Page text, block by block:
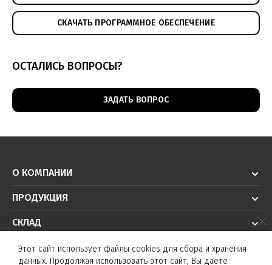
СКАЧАТЬ ПРОГРАММНОЕ ОБЕСПЕЧЕНИЕ
ОСТАЛИСЬ ВОПРОСЫ?
ЗАДАТЬ ВОПРОС
О КОМПАНИИ
ПРОДУКЦИЯ
СКЛАД
РЕШЕНИЯ
Этот сайт использует файлы cookies для сбора и хранения
данных. Продолжая использовать этот сайт, Вы даете